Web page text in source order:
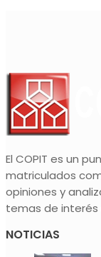
El COPIT es un
matriculados
opiniones y
temas de interés
NOTICIAS